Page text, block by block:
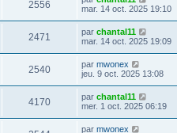
a
g
e
e
s
s
a
g
e
i
e
r
m
e
s
s
a
g
e
2556
u
s
e
i
e
r
m
e
s
s
a
g
e
mar. 14 oct. 2025 19:10
2471
u
D
e
i
e
r
m
e
s
s
par chantal11
mar. 14 oct. 2025 19:09
2540V
u
D
e
i
e
r
m
par mwonex
jeu. 9 oct. 2025 13:08
4170V
u
D
e
par chantal11
mer. 1 oct. 2025 06:19
D
par mwonex